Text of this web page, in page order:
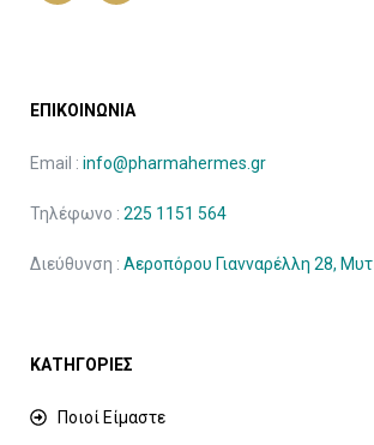
ΕΠΙΚΟΙΝΩΝΙΑ
Email : info@pharmahermes.gr
Τηλέφωνο : 225 1151 564
Διεύθυνση : Αεροπόρου Γιανναρέλλη 28,
ΚΑΤΗΓΟΡΙΕΣ
Ποιοί Είμαστε